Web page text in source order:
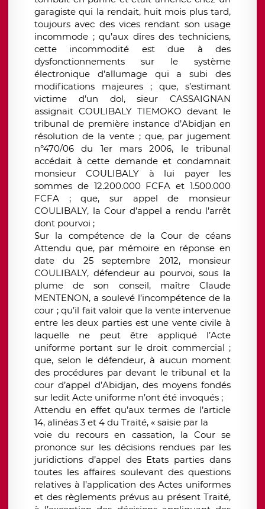
garagiste qui la rendait, huit mois plus tard,
toujours avec des vices rendant son usage
incommode ; qu’aux dires des techniciens,
cette incommodité est due à des
dysfonctionnements sur le système
électronique d’allumage qui a subi des
modifications majeures ; que, s’estimant
victime d’un dol, sieur CASSAIGNAN
assignait COULIBALY TIEMOKO devant le
tribunal de première instance d’Abidjan en
résolution de la vente ; que, par jugement
n°470/06 du 1er mars 2006, le tribunal
accédait à cette demande et condamnait
monsieur COULIBALY à lui payer les
sommes de 12.200.000 FCFA et 1.500.000
FCFA ; que, sur appel de monsieur
COULIBALY, la Cour d’appel a rendu l’arrêt
dont pourvoi ;
Sur la compétence de la Cour de céans
Attendu que, par mémoire en réponse en
date du 25 septembre 2012, monsieur
COULIBALY, défendeur au pourvoi, sous la
plume de son conseil, maître Claude
MENTENON, a soulevé l’incompétence de la
cour ; qu’il fait valoir que la vente intervenue
entre les deux parties est une vente civile à
laquelle ne peut être appliqué l’Acte
uniforme portant sur le droit commercial ;
que, selon le défendeur, à aucun moment
des procédures par devant le tribunal et la
cour d’appel d’Abidjan, des moyens fondés
sur ledit Acte uniforme n’ont été invoqués ;
Attendu en effet qu’aux termes de l’article
14, alinéas 3 et 4 du Traité, « saisie par la
voie du recours en cassation, la Cour se
prononce sur les décisions rendues par les
juridictions d’appel des Etats parties dans
toutes les affaires soulevant des questions
relatives à l’application des Actes uniformes
et des règlements prévus au présent Traité,